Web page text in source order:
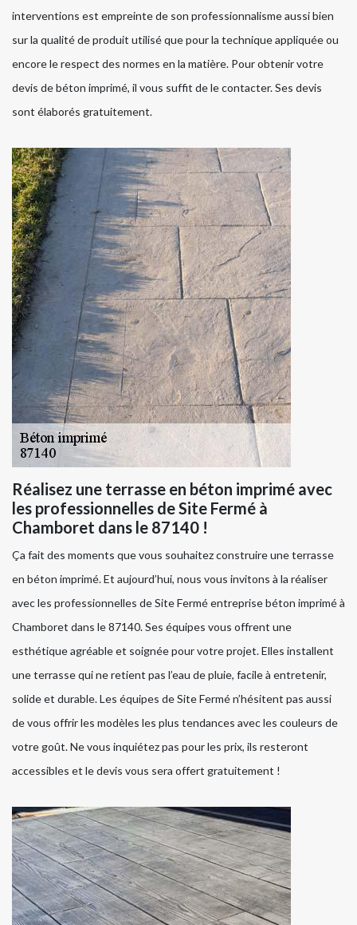
interventions est empreinte de son professionnalisme aussi bien
sur la qualité de produit utilisé que pour la technique appliquée ou
encore le respect des normes en la matière. Pour obtenir votre
devis de béton imprimé, il vous suffit de le contacter. Ses devis
sont élaborés gratuitement.
Réalisez une terrasse en béton imprimé avec
les professionnelles de Site Fermé à
Chamboret dans le 87140 !
Ça fait des moments que vous souhaitez construire une terrasse
en béton imprimé. Et aujourd’hui, nous vous invitons à la réaliser
avec les professionnelles de Site Fermé entreprise béton imprimé à
Chamboret dans le 87140. Ses équipes vous offrent une
esthétique agréable et soignée pour votre projet. Elles installent
une terrasse qui ne retient pas l’eau de pluie, facile à entretenir,
solide et durable. Les équipes de Site Fermé n’hésitent pas aussi
de vous offrir les modèles les plus tendances avec les couleurs de
votre goût. Ne vous inquiétez pas pour les prix, ils resteront
accessibles et le devis vous sera offert gratuitement !